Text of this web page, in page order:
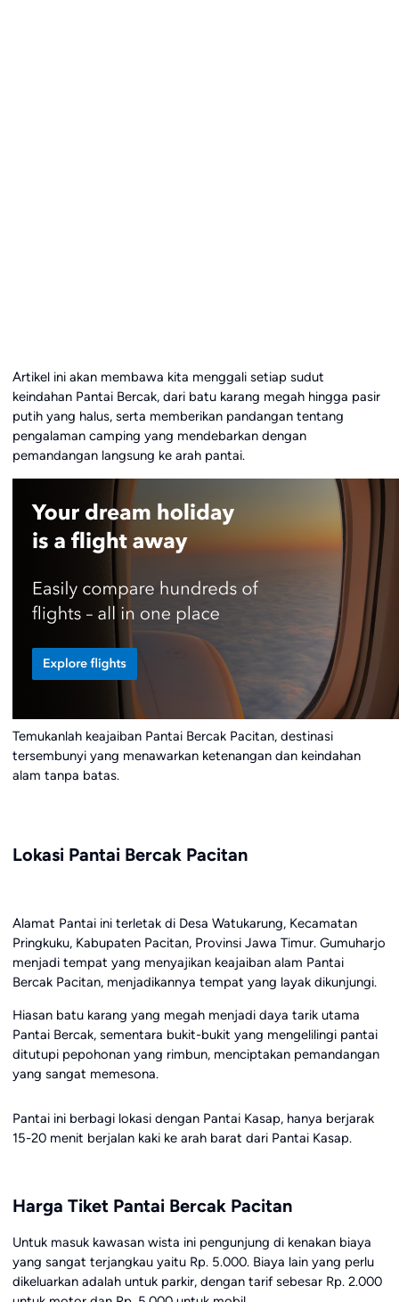
Artikel ini akan membawa kita menggali setiap sudut
keindahan Pantai Bercak, dari batu karang megah hingga pasir
putih yang halus, serta memberikan pandangan tentang
pengalaman camping yang mendebarkan dengan
pemandangan langsung ke arah pantai.
Temukanlah keajaiban Pantai Bercak Pacitan, destinasi
tersembunyi yang menawarkan ketenangan dan keindahan
alam tanpa batas.
Lokasi Pantai Bercak Pacitan
Alamat Pantai ini terletak di Desa Watukarung, Kecamatan
Pringkuku, Kabupaten Pacitan, Provinsi Jawa Timur. Gumuharjo
menjadi tempat yang menyajikan keajaiban alam Pantai
Bercak Pacitan, menjadikannya tempat yang layak dikunjungi.
Hiasan batu karang yang megah menjadi daya tarik utama
Pantai Bercak, sementara bukit-bukit yang mengelilingi pantai
ditutupi pepohonan yang rimbun, menciptakan pemandangan
yang sangat memesona.
Pantai ini berbagi lokasi dengan Pantai Kasap, hanya berjarak
15-20 menit berjalan kaki ke arah barat dari Pantai Kasap.
Harga Tiket Pantai Bercak Pacitan
Untuk masuk kawasan wista ini pengunjung di kenakan biaya
yang sangat terjangkau yaitu Rp. 5.000. Biaya lain yang perlu
dikeluarkan adalah untuk parkir, dengan tarif sebesar Rp. 2.000